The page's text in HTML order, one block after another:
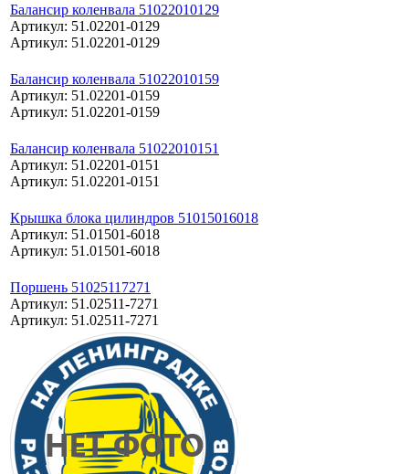
Балансир коленвала 51022010129
Артикул: 51.02201-0129
Артикул: 51.02201-0129
Балансир коленвала 51022010159
Артикул: 51.02201-0159
Артикул: 51.02201-0159
Балансир коленвала 51022010151
Артикул: 51.02201-0151
Артикул: 51.02201-0151
Крышка блока цилиндров 51015016018
Артикул: 51.01501-6018
Артикул: 51.01501-6018
Поршень 51025117271
Артикул: 51.02511-7271
Артикул: 51.02511-7271